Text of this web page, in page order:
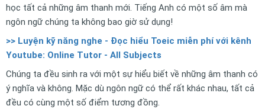
học tất cả những âm thanh mới. Tiếng Anh có một số âm mà
ngôn ngữ chúng ta không bao giờ sử dụng!
>> Luyện kỹ năng nghe - Đọc hiểu Toeic miễn phí với kênh
Youtube: Online Tutor - All Subjects
Chúng ta đều sinh ra với một sự hiểu biết về những âm thanh có
ý nghĩa và không. Mặc dù ngôn ngữ có thể rất khác nhau, tất cả
đều có cùng một số điểm tương đồng.